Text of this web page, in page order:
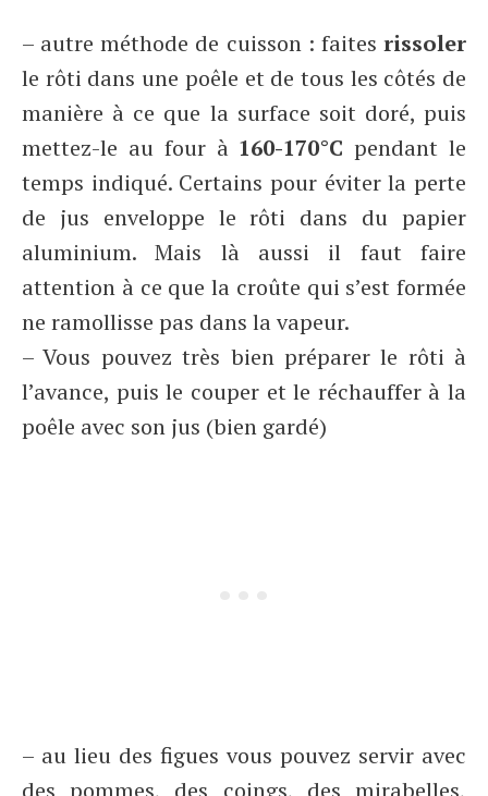
– autre méthode de cuisson : faites rissoler
le rôti dans une poêle et de tous les côtés de
manière à ce que la surface soit doré, puis
mettez-le au four à 160-170°C pendant le
temps indiqué. Certains pour éviter la perte
de jus enveloppe le rôti dans du papier
aluminium. Mais là aussi il faut faire
attention à ce que la croûte qui s’est formée
ne ramollisse pas dans la vapeur.
– Vous pouvez très bien préparer le rôti à
l’avance, puis le couper et le réchauffer à la
poêle avec son jus (bien gardé)
– au lieu des figues vous pouvez servir avec
des pommes, des coings, des mirabelles,